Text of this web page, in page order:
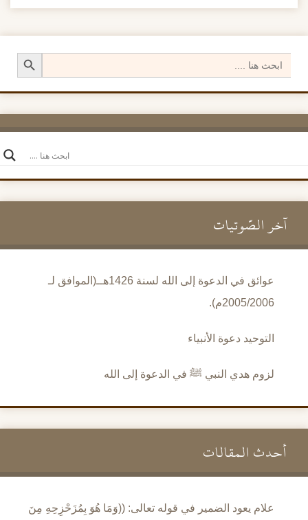
for:
Search Button
آخر الصَّوتيات
عوائق في الدعوة إلى الله لسنة 1426هــ(الموافق لـ
2005/2006م).
التوحيد دعوة الأنبياء
لزوم هدي النبي ﷺ في الدعوة إلى الله
أحدث المقالات
علام يعود الضمير في قوله تعالى: ((وَمَا هُوَ بِمُزَحْزِحِهِ مِنَ